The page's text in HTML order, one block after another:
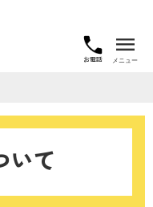
お電話
いて